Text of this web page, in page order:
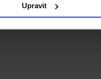
Upravit